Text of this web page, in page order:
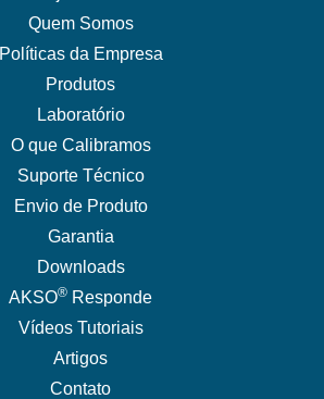
Quem Somos
Políticas da Empresa
Produtos
Laboratório
O que Calibramos
Suporte Técnico
Envio de Produto
Garantia
Downloads
AKSO® Responde
Vídeos Tutoriais
Artigos
Contato